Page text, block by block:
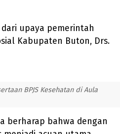
upaya pemerintah
Kabupaten Buton, Drs.
BPJS Kesehatan di Aula
berharap bahwa dengan